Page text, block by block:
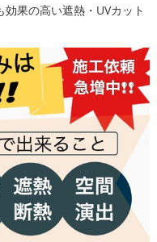
果の高い遮熱・UVカット